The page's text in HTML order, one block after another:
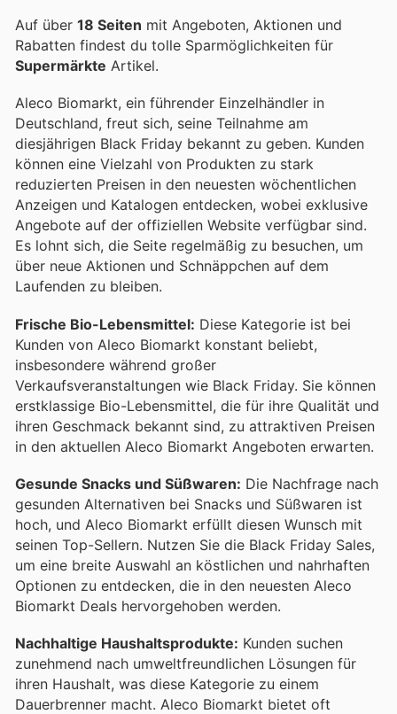
Auf über 18 Seiten mit Angeboten, Aktionen und
Rabatten findest du tolle Sparmöglichkeiten für
Supermärkte Artikel.
Aleco Biomarkt, ein führender Einzelhändler in
Deutschland, freut sich, seine Teilnahme am
diesjährigen Black Friday bekannt zu geben. Kunden
können eine Vielzahl von Produkten zu stark
reduzierten Preisen in den neuesten wöchentlichen
Anzeigen und Katalogen entdecken, wobei exklusive
Angebote auf der offiziellen Website verfügbar sind.
Es lohnt sich, die Seite regelmäßig zu besuchen, um
über neue Aktionen und Schnäppchen auf dem
Laufenden zu bleiben.
Frische Bio-Lebensmittel: Diese Kategorie ist bei
Kunden von Aleco Biomarkt konstant beliebt,
insbesondere während großer
Verkaufsveranstaltungen wie Black Friday. Sie können
erstklassige Bio-Lebensmittel, die für ihre Qualität und
ihren Geschmack bekannt sind, zu attraktiven Preisen
in den aktuellen Aleco Biomarkt Angeboten erwarten.
Gesunde Snacks und Süßwaren: Die Nachfrage nach
gesunden Alternativen bei Snacks und Süßwaren ist
hoch, und Aleco Biomarkt erfüllt diesen Wunsch mit
seinen Top-Sellern. Nutzen Sie die Black Friday Sales,
um eine breite Auswahl an köstlichen und nahrhaften
Optionen zu entdecken, die in den neuesten Aleco
Biomarkt Deals hervorgehoben werden.
Nachhaltige Haushaltsprodukte: Kunden suchen
zunehmend nach umweltfreundlichen Lösungen für
ihren Haushalt, was diese Kategorie zu einem
Dauerbrenner macht. Aleco Biomarkt bietet oft